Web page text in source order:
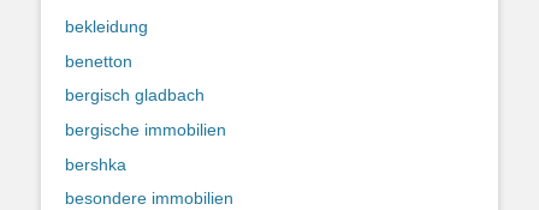
bekleidung
benetton
bergisch gladbach
bergische immobilien
bershka
besondere immobilien